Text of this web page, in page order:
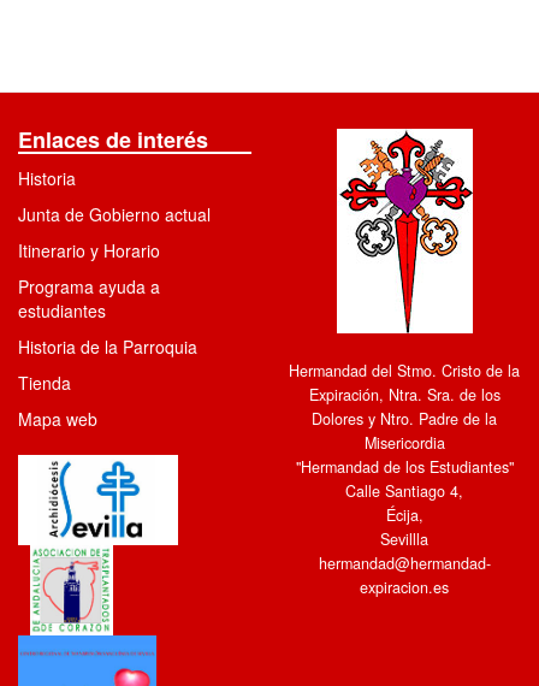
Enlaces de interés
Historia
Junta de Gobierno actual
Itinerario y Horario
Programa ayuda a
estudiantes
Historia de la Parroquia
Tienda
Mapa web
Hermandad del Stmo. Cristo de la
Expiración, Ntra. Sra. de los
Dolores y Ntro. Padre de la
Misericordia
"Hermandad de los Estudiantes"
Calle Santiago 4,
Écija,
Sevillla
hermandad@hermandad-
expiracion.es